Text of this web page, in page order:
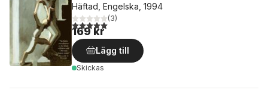
Häftad, Engelska, 1994
5,0utav 5 stjärnor. Totalt antal röster:
(3)
169 kr
Lägg till
Skickas